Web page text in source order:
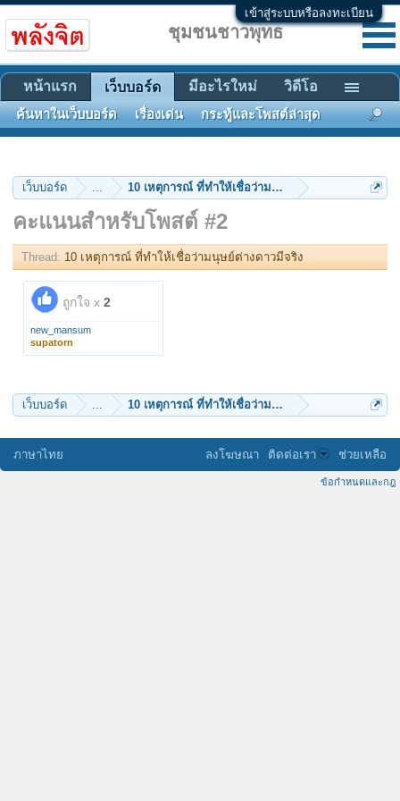
เข้าสู่ระบบหรือลงทะเบียน
เว็บบอร์ด ... 10 เหตุการณ์ ที่ทำให้เชื่อว่ามนุษย์ต่างดาวมีจริง
คะแนนสำหรับโพสต์ #2
Thread: 10 เหตุการณ์ ที่ทำให้เชื่อว่ามนุษย์ต่างดาวมีจริง
ถูกใจ x 2
new_mansum
supatorn
เว็บบอร์ด ... 10 เหตุการณ์ ที่ทำให้เชื่อว่ามนุษย์ต่างดาวมีจริง
ชุมชนชาวพุทธ
หน้าแรก เว็บบอร์ด
ค้นหาในเว็บบอร์ด เรื่องเด่น กระทู้และโพสต์ล่าสุด
มีอะไรใหม่ วิดีโอ
ภาษาไทย ลงโฆษณา ติดต่อเรา ช่วยเหลือ
ข้อกำหนดและกฎ